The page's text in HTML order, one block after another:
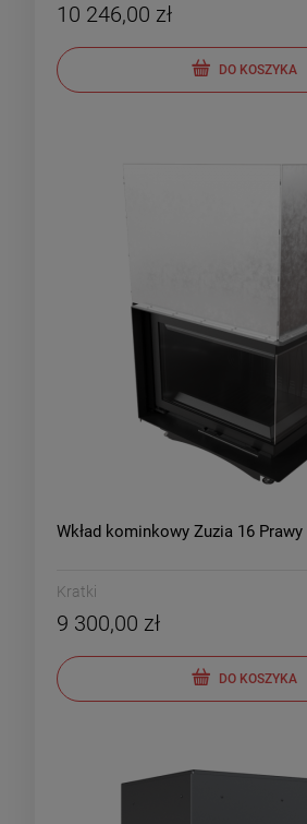
10 246,00 zł
DO KOSZYKA
Wkład kominkowy Zuzia 16
Kratki
9 300,00 zł
DO KOSZYKA